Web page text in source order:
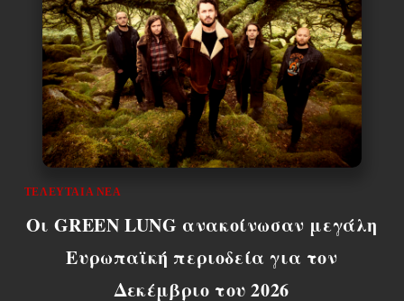
ΤΕΛΕΥΤΑΊΑ ΝΈΑ
Οι GREEN LUNG ανακοίνωσαν μεγάλη
Ευρωπαϊκή περιοδεία για τον
Δεκέμβριο του 2026